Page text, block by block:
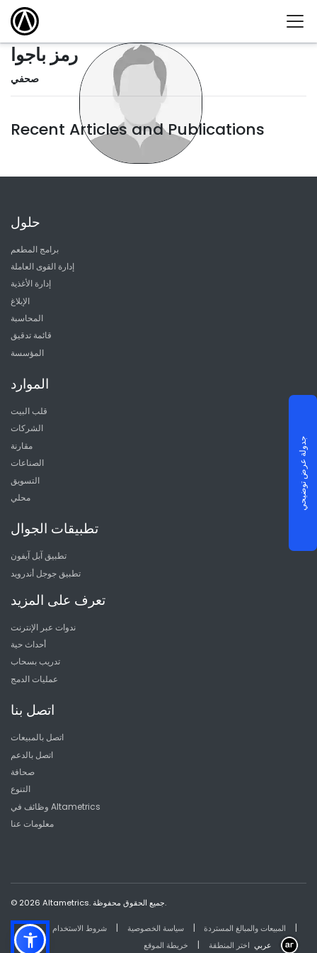
رمز باجوا
صحفي
Recent Articles and Publications
حلول
برامج المطعم
إدارة القوى العاملة
إدارة الأغذية
الإبلاغ
المحاسبة
قائمة تدقيق
المؤسسة
الموارد
قلب البيت
الشركات
مقارنة
الصناعات
التسويق
محلي
تطبيقات الجوال
تطبيق آبل آيفون
تطبيق جوجل أندرويد
تعرف على المزيد
ندوات عبر الإنترنت
أحداث حية
تدريب بسحاب
عمليات الدمج
اتصل بنا
اتصل بالمبيعات
اتصل بالدعم
صحافة
التنوع
وظائف في Altametrics
معلومات عنا
© 2026 Altametrics. جميع الحقوق محفوظة.
شروط الاستخدام | سياسة الخصوصية | المبيعات والمبالغ المستردة |
خريطة الموقع | اختر المنطقة عربي
جدولة عرض توضيحي